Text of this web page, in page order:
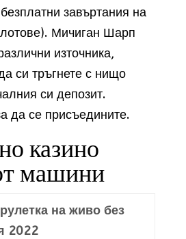
завъртания на
Мичиган Шарп
източника,
си тръгнете с нищо
си депозит.
да се присъедините.
казино
машини
на живо без
2022